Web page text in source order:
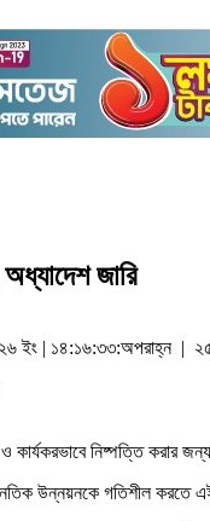
জারি
ইং | ১৪:১৬:৩৩:অপরাহ্ন |
কার্যকরভাবে নিষ্পত্তি করার
উন্নয়নকে গতিশীল করতে